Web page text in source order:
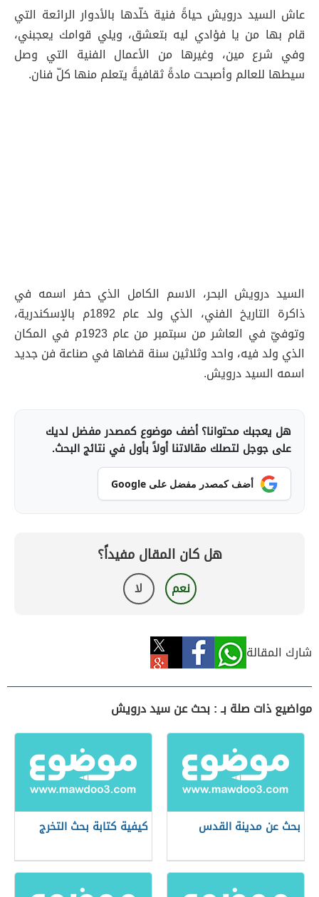
عاش السيد درويش حياةً فنية خلّدها بالأدوار الرائعة التي
قام بها من يا فؤادي ليه بتعشق، ويلي قوامك يعجبني،
وفي شرع مين، وغيرها من الأعمال الفنية التي وصل
سيطها للعالم وأصبحت مادةً ثقافيةً يتعلم منها كلّ فنان.
السيد درويش البحر، الاسم الكامل الذي حفر اسمه في
ذاكرة التاريخ الفني، الذي ولد عام 1892م بالإسكندرية،
وتوفيّ في العاشر من سبتمبر من عام 1923م في المكان
الذي ولد فيه، واحد وثلاثين سنة قضاها في صناعة فن جديد
اسمه السيد درويش.
هل يعجبك محتوانا؟ أضف موضوع كمصدر مفضل لديك
على جوجل لتصلك مقالاتنا أولاً بأول في نتائج البحث.
أضف كمصدر مفضل على Google
هل كان المقال مفيداً؟
نعم لا
شارك المقالة
مواضيع ذات صلة بـ : بحث عن سيد درويش
بحث عن مدينة القدس كيفية كتابة بحث التخرج